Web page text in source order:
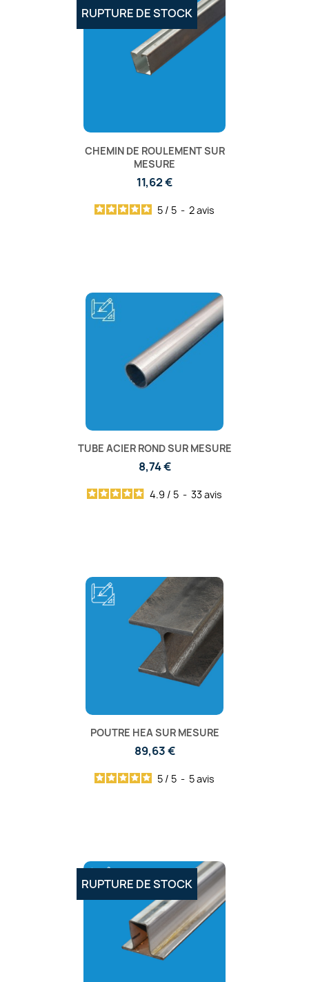
CHEMIN DE ROULEMENT SUR
MESURE
11,62 €
5 / 5 - 2avis
RUPTURE DE STOCK
TUBE ACIER ROND SUR MESURE
8,74 €
4.9 / 5 - 33avis
POUTRE HEA SUR MESURE
89,63 €
5 / 5 - 5avis
RUPTURE DE STOCK